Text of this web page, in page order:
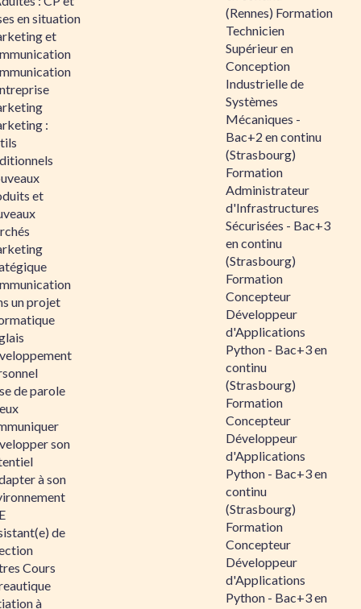
en situation
et
:
et
un projet
de parole
son
à son
de
Cours
à
(Rennes) Formation
Technicien
Supérieur en
Conception
Industrielle de
Systèmes
Mécaniques -
Bac+2 en continu
(Strasbourg)
Formation
Administrateur
d'Infrastructures
Sécurisées - Bac+3
en continu
(Strasbourg)
Formation
Concepteur
Développeur
d'Applications
Python - Bac+3 en
continu
(Strasbourg)
Formation
Concepteur
Développeur
d'Applications
Python - Bac+3 en
continu
(Strasbourg)
Formation
Concepteur
Développeur
d'Applications
Python - Bac+3 en